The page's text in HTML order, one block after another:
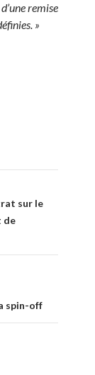
remise
»
sur le
de
spin-off